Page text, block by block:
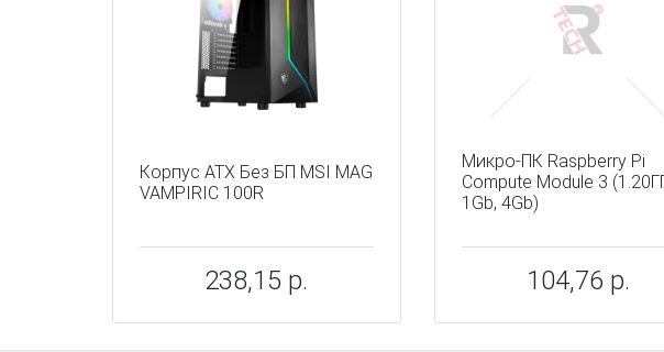
Корпус ATX Без БП MSI MAG
VAMPIRIC 100R
238,15 р.
Микро-ПК Raspberry Pi
Compute Module 3
1Gb, 4Gb)
104,76 р.